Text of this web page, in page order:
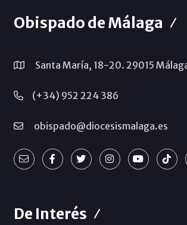
Obispado de Málaga
Santa María, 18-20. 29015
(+34) 952 224 386
obispado@diocesismalaga.es
De Interés